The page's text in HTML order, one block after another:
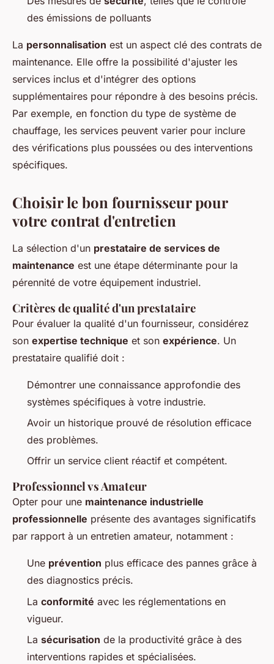
des émissions de polluants
La personnalisation est un aspect clé des contrats de
maintenance. Elle offre la possibilité d'ajuster les
services inclus et d'intégrer des options
supplémentaires pour répondre à des besoins précis.
Par exemple, en fonction du type de système de
chauffage, les services peuvent varier pour inclure
des vérifications plus poussées ou des interventions
spécifiques.
Choisir le bon fournisseur pour
votre contrat d'entretien
La sélection d'un prestataire de services de
maintenance est une étape déterminante pour la
pérennité de votre équipement industriel.
Critères de qualité d'un prestataire
Pour évaluer la qualité d'un fournisseur, considérez
son expertise technique et son expérience. Un
prestataire qualifié doit :
Démontrer une connaissance approfondie des
systèmes spécifiques à votre industrie.
Avoir un historique prouvé de résolution efficace
des problèmes.
Offrir un service client réactif et compétent.
Professionnel vs Amateur
Opter pour une maintenance industrielle
professionnelle présente des avantages significatifs
par rapport à un entretien amateur, notamment :
Une prévention plus efficace des pannes grâce à
des diagnostics précis.
La conformité avec les réglementations en
vigueur.
La sécurisation de la productivité grâce à des
interventions rapides et spécialisées.